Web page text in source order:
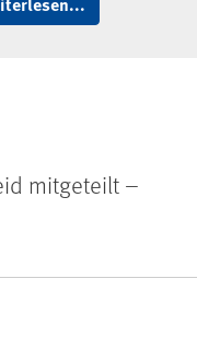
mitgeteilt –